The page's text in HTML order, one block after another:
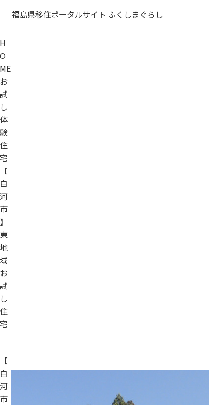
福島県移住ポータルサイト ふくしまぐらし
H
O
ME
お
試
し
体
験
住
宅
【
白
河
市
】
東
地
域
お
試
し
住
宅
【
白
河
市